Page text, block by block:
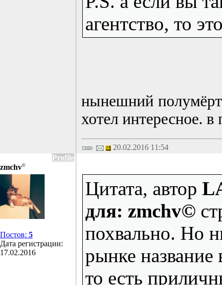
агентство, то
нынешний
хотел интересное.
20.02.2016 11:54
Profile
zmchv©
Постов: 5
Дата регистрации:
17.02.2016
Цитата, автор
для: zmchv©
похвально. Но
рынке название
то есть